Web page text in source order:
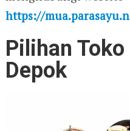
https://
Pilihan
Depok